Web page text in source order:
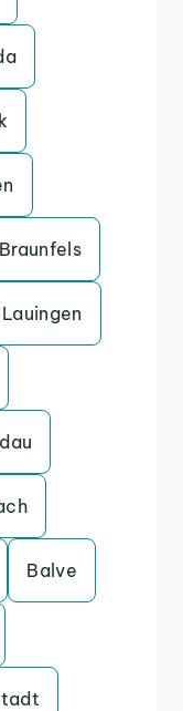
Braunfels
Lauingen
Balve